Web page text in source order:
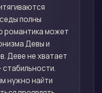
полны
романтика может
Девы и
Деве не хватает
нужно найти